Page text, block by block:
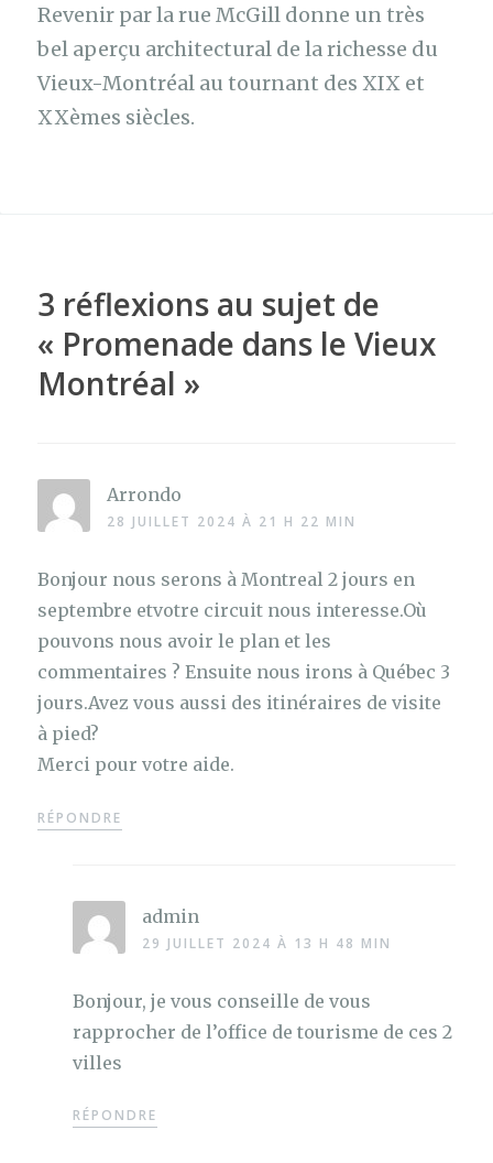
Revenir par la rue McGill donne un très
bel aperçu architectural de la richesse du
Vieux-Montréal au tournant des XIX et
XXèmes siècles.
3 réflexions au sujet de
« Promenade dans le Vieux
Montréal »
Arrondo
28 JUILLET 2024 À 21 H 22 MIN
Bonjour nous serons à Montreal 2 jours en
septembre etvotre circuit nous interesse.Où
pouvons nous avoir le plan et les
commentaires ? Ensuite nous irons à Québec 3
jours.Avez vous aussi des itinéraires de visite
à pied?
Merci pour votre aide.
RÉPONDRE
admin
29 JUILLET 2024 À 13 H 48 MIN
Bonjour, je vous conseille de vous
rapprocher de l’office de tourisme de ces 2
villes
RÉPONDRE